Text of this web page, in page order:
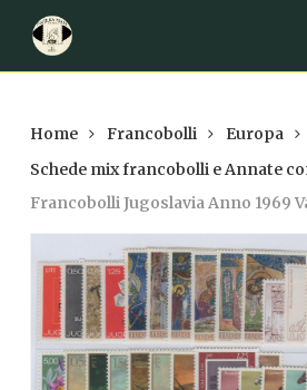
main
Home Francobolli Europa
Schede mix francobolli e Annate
Francobolli Jugoslavia Anno 1969